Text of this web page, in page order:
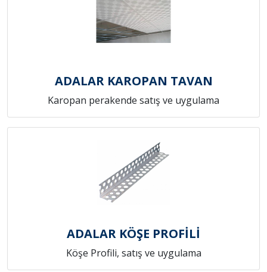
ADALAR KAROPAN TAVAN
Karopan perakende satış ve uygulama
ADALAR KÖŞE PROFİLİ
Köşe Profili, satış ve uygulama